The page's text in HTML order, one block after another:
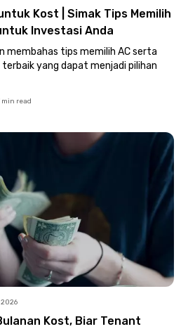
Kost | Simak Tips Memilih
Investasi Anda
membahas tips memilih AC serta
yang dapat menjadi pilihan
min read
Kost, Biar Tenant